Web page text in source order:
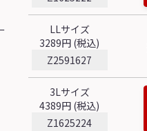
LLサイズ
3289円 (税込)
Z2591627
3Lサイズ
4389円 (税込)
Z1625224